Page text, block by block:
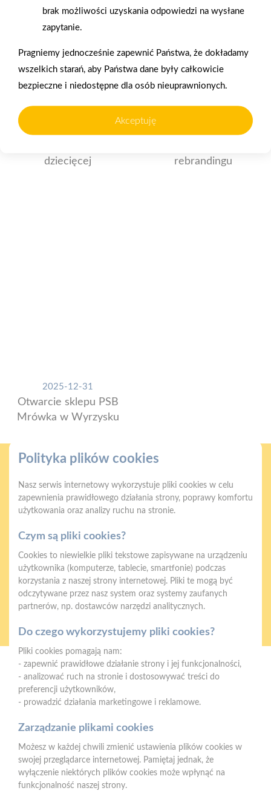
2026-01-15
gra z WOŚP. Powstała
firmowa eSkarbonka na
dziecięcej
2026-01-12
Grupy PSB. Sieć kończy
rok strategicznym
rebrandingu
2025-12-31
Otwarcie sklepu PSB
Mrówka w Wyrzysku
naszych produktów
Oferujemy zakupy
Zakupy
Mrówka Międzychód
ul. św. Jana Pawła II 34, 64-400 Międzychód
E-mail:faktury.miedzychod@psbmrowka.com.pl
NIP:9372633226
REGON: 241729697
brak możliwości uzyskania odpowiedzi na wysłane
zapytanie.
Pragniemy jednocześnie zapewnić Państwa, że dokładamy
wszelkich starań, aby Państwa dane były całkowicie
bezpieczne i niedostępne dla osób nieuprawnionych.
Akceptuję
Polityka plików cookies
Nasz serwis internetowy wykorzystuje pliki cookies w celu
zapewnienia prawidłowego działania strony, poprawy komfortu
użytkowania oraz analizy ruchu na stronie.
Czym są pliki cookies?
Cookies to niewielkie pliki tekstowe zapisywane na urządzeniu
użytkownika (komputerze, tablecie, smartfonie) podczas
korzystania z naszej strony internetowej. Pliki te mogą być
odczytywane przez nasz system oraz systemy zaufanych
partnerów, np. dostawców narzędzi analitycznych.
Do czego wykorzystujemy pliki cookies?
Pliki cookies pomagają nam:
- zapewnić prawidłowe działanie strony i jej funkcjonalności,
- analizować ruch na stronie i dostosowywać treści do
preferencji użytkowników,
- prowadzić działania marketingowe i reklamowe.
Zarządzanie plikami cookies
Możesz w każdej chwili zmienić ustawienia plików cookies w
swojej przeglądarce internetowej. Pamiętaj jednak, że
wyłączenie niektórych plików cookies może wpłynąć na
funkcjonalność naszej strony.